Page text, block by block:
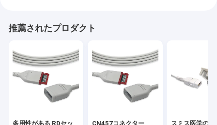
推薦されたプロダクト
多用性がある RDセッ CN457コネクター スミス医学の多